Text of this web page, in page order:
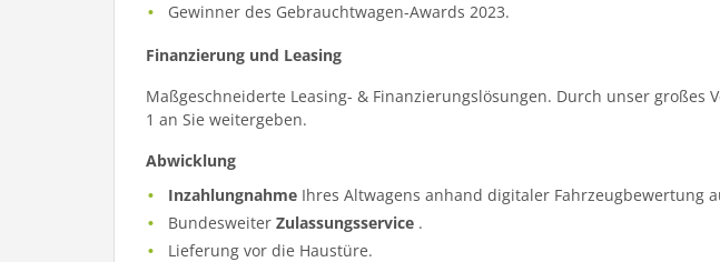
Gewinner des Gebrauchtwagen-Awards 2023.
Finanzierung und Leasing
Maßgeschneiderte Leasing- & Finanzierungslösungen. Durch unser
1 an Sie weitergeben.
Abwicklung
Inzahlungnahme Ihres Altwagens anhand digitaler Fahrzeugbewertung
BundesweiterZulassungsservice .
Lieferung vor die Haustüre.